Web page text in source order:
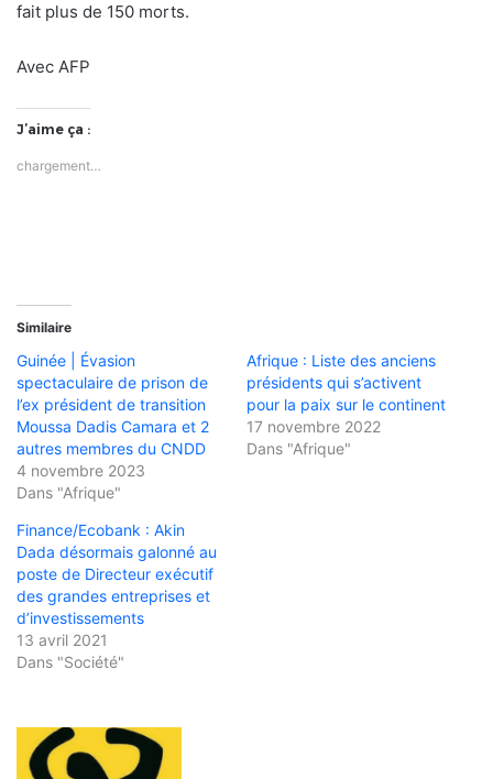
fait plus de 150 morts.
Avec AFP
J’aime ça :
chargement…
Similaire
Guinée | Évasion
spectaculaire de prison de
l’ex président de transition
Moussa Dadis Camara et 2
autres membres du CNDD
4 novembre 2023
Dans "Afrique"
Afrique : Liste des anciens
présidents qui s’activent
pour la paix sur le continent
17 novembre 2022
Dans "Afrique"
Finance/Ecobank : Akin
Dada désormais galonné au
poste de Directeur exécutif
des grandes entreprises et
d’investissements
13 avril 2021
Dans "Société"